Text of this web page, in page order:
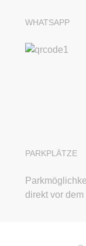
WHATSAPP
PARKPLÄTZE
direkt vor dem